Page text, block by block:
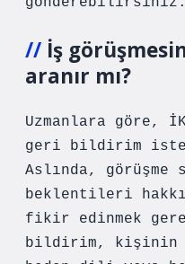
İş
aranır mı?
Uzmanlara göre,
geri bildirim
Aslında,
beklentileri
fikir edinmek
bildirim, kişinin